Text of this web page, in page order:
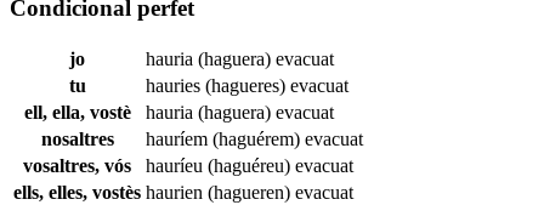
Condicional perfet
jo hauria (haguera) evacuat
tu
hauries (hagueres) evacuat
ell, ella, vostè
hauria (haguera) evacuat
nosaltres
hauríem (haguérem) evacuat
vosaltres, vós
hauríeu (haguéreu) evacuat
ells, elles, vostès haurien (hagueren) evacuat